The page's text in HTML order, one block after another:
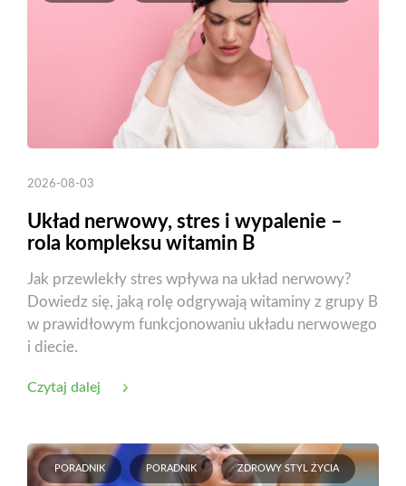
2026-08-03
Układ nerwowy, stres i wypalenie –
rola kompleksu witamin B
Jak przewlekły stres wpływa na układ nerwowy?
Dowiedz się, jaką rolę odgrywają witaminy z grupy B
w prawidłowym funkcjonowaniu układu nerwowego
i diecie.
Czytaj dalej
PORADNIK PORADNIK ZDROWY STYL ŻYCIA